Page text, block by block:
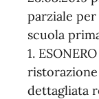
parziale
scuola
1.
dettagliata